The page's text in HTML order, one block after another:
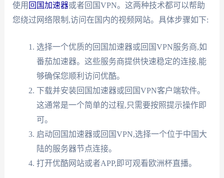
使用 回国加速器或者回国VPN。这两种技术都可以帮助
您绕过网络限制,访问在国内的视频网站。具体步骤如下:
选择一个优质的回国加速器或回国VPN服务商,如
番茄加速器。这些服务商提供快速稳定的连接,能
够确保您顺利访问优酷。
下载并安装回国加速器或回国VPN客户端软件。
这通常是一个简单的过程,只需要按照提示操作即
可。
启动回国加速器或回国VPN,选择一个位于中国大
陆的服务器节点连接。
打开优酷网站或者APP,即可观看欧洲杯直播。